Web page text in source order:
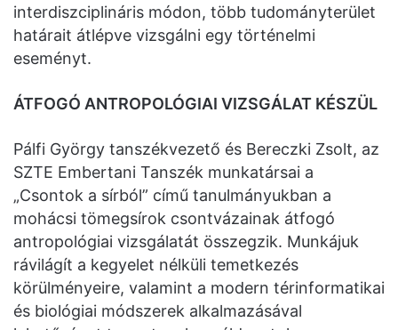
interdiszciplináris módon, több tudományterület
határait átlépve vizsgálni egy történelmi
eseményt.
ÁTFOGÓ ANTROPOLÓGIAI VIZSGÁLAT KÉSZÜL
Pálfi György tanszékvezető és Bereczki Zsolt, az
SZTE Embertani Tanszék munkatársai a
„Csontok a sírból” című tanulmányukban a
mohácsi tömegsírok csontvázainak átfogó
antropológiai vizsgálatát összegzik. Munkájuk
rávilágít a kegyelet nélküli temetkezés
körülményeire, valamint a modern térinformatikai
és biológiai módszerek alkalmazásával